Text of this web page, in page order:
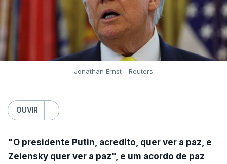
Jonathan Ernst - Reuters
OUVIR
"O presidente Putin, acredito, quer ver a paz, e
Zelensky quer ver a paz", e um acordo de paz